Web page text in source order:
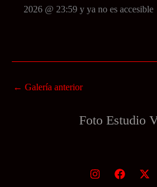
2026 @ 23:59 y ya no es accesible
← Galería anterior
Foto Estudio